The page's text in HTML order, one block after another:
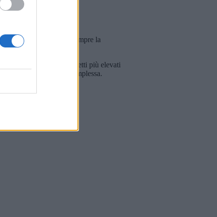
ed economiche. Non sempre la
comporta costi diretti più elevati
documentale complessa.